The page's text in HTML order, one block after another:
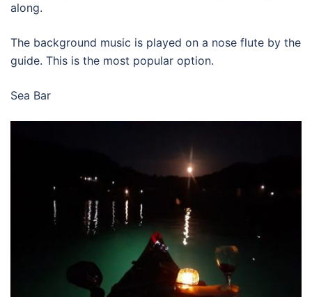
along.
The background music is played on a nose flute by the
guide. This is the most popular option.
Sea Bar